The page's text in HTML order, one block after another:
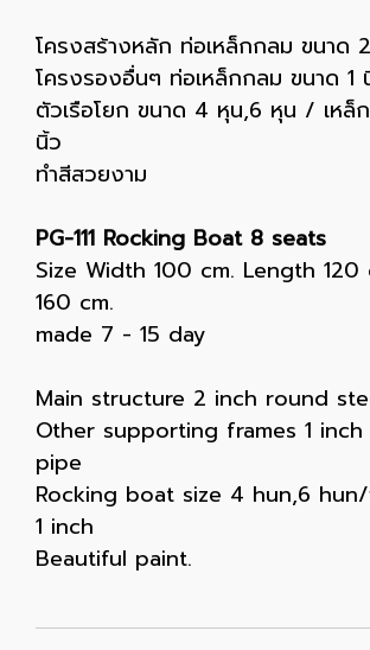
โครงสร้างหลัก ท่อเหล็กกลม ขนาด
โครงรองอื่นๆ ท่อเหล็กกลม ขนาด 1
ตัวเรือโยก ขนาด 4 หุน,6 หุน / เหล็
นิ้ว
ทำสีสวยงาม
PG-111 Rocking Boat 8 seats
Size Width 100 cm. Length 120
160 cm.
made 7 - 15 day
Main structure 2 inch round
Other supporting frames 1
pipe
Rocking boat size 4 hun,6
1 inch
Beautiful paint.